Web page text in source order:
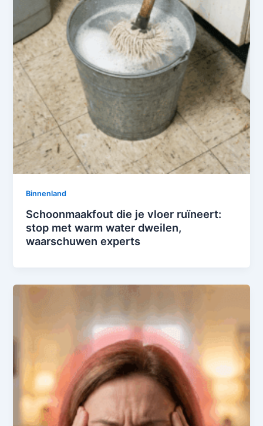
Binnenland
Schoonmaakfout die je vloer ruïneert:
stop met warm water dweilen,
waarschuwen experts